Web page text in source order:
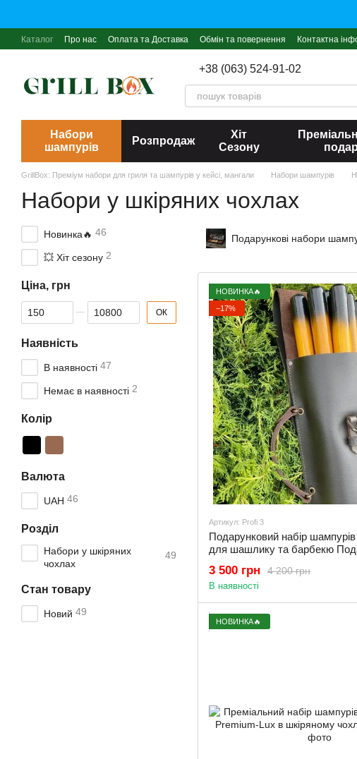
Каталог Про нас Оплата та Доставка Обмін та повернення Контактна
+38 (063) 524-91-02
Набори
шампурів
Розпродаж
Хіт
Сезону
GrillBox: Преміум набори для гриля та шампурів у кейсі, мангали Набори шампурів
Набори у шкіряних чохлах
Подарункові набори
НОВИНКА🔥
−17%
Артикул: Profi 3
Подарунковий набір
для шашлику та барбекю
4 200 грн
3 500 грн
В наявності
НОВИНКА🔥
Новинка🔥 46
💥 Хіт сезону 2
Ціна, грн
Від Ціна, грн
До Ціна, грн ОК
Наявність
В наявності 47
Немає в наявності 2
Колір
Валюта
UAH 46
Розділ
Набори у шкіряних
чохлах
49
Стан товару
Новий 49